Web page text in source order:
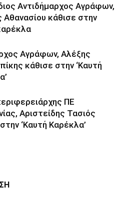
Αντιδήμαρχος Αγράφων,
Αθανασίου κάθισε στην
Αγράφων, Αλέξης
κάθισε στην ‘Καυτή
ΠΕ
Αριστείδης Τασιός
‘Καυτή Καρέκλα’